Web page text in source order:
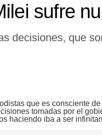
sufre
decisiones, que